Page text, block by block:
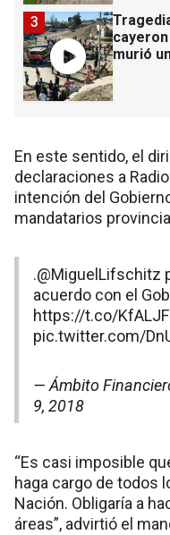
murió
3
En este sentido, el
declaraciones a
intención del
mandatarios
.@MiguelLifschitz
acuerdo con el
https://t.co/
pic.twitter.com/
— Ámbito
9, 2018
“Es casi imposible
haga cargo de todos
Nación. Obligaría a
áreas”, advirtió el